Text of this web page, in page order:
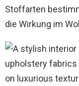
Stoffarten
die Wirkung im